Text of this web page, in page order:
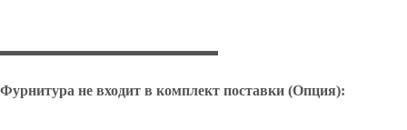
▬▬▬▬▬▬▬▬▬▬▬▬▬▬▬
Фурнитура не входит в комплект поставки (Опция):